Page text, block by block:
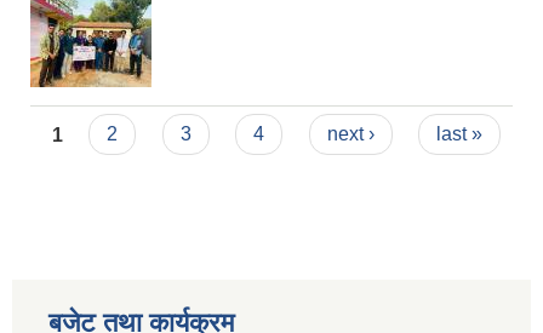
Pages
1 2 3 4 next › last »
बजेट तथा कार्यक्रम